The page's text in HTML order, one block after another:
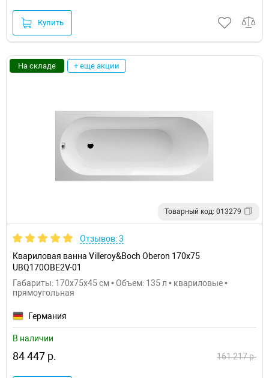
Купить
На складе + еще акции
Товарный код: 013279
Отзывов: 3
Квариловая ванна Villeroy&Boch Oberon 170x75
UBQ170OBE2V-01
Габариты: 170x75x45 см • Объем: 135 л • квариловые •
прямоугольная
Германия
В наличии
84 447 р. 161 217 р.